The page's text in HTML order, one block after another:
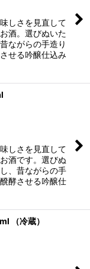
しさを見直して
酒。選びぬいた
ながらの手造り
せる吟醸仕込み
しさを見直して
酒です。選びぬ
、昔ながらの手
酵させる吟醸仕
（冷蔵）